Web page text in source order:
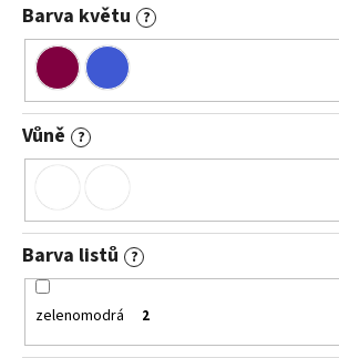
Barva květu ?
Vůně ?
Barva listů ?
zelenomodrá 2